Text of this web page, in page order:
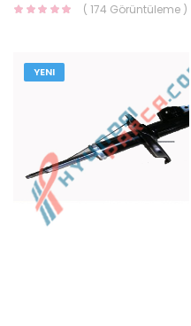
( 174 Görüntüleme )
YENI